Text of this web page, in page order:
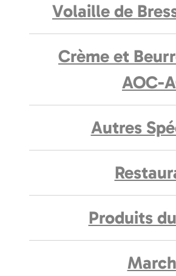
Volaille de
Crème et
AOC-
Autres
Produits